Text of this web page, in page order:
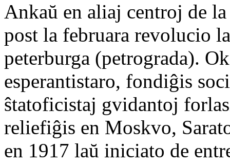
Ankaŭ en aliaj centroj de
post la februara revolucio
peterburga (petrograda).
esperantistaro, fondiĝis
ŝtatoficistaj gvidantoj
reliefiĝis en Moskvo,
en 1917 laŭ iniciato de